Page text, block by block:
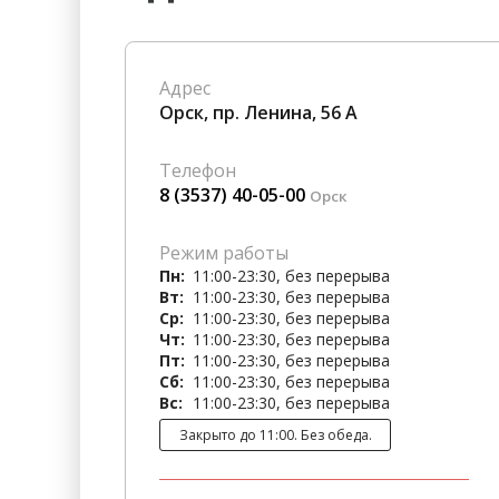
Бытовые услуги Курьерская служба,
Адрес
Орск, пр. Ленина, 56 А
Телефон
8 (3537) 40-05-00 Орск
Режим работы
Пн: 11:00-23:30, без перерыва
Вт: 11:00-23:30, без перерыва
Ср: 11:00-23:30, без перерыва
Чт: 11:00-23:30, без перерыва
Пт: 11:00-23:30, без перерыва
Сб: 11:00-23:30, без перерыва
Вс: 11:00-23:30, без перерыва
Закрыто до 11:00. Без обеда.